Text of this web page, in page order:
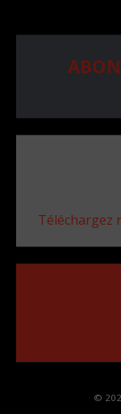
Téléchargez
©